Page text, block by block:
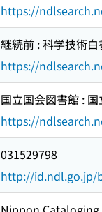
https://
継続前 : 科学技術白
https://
国立国会図書館 :
https://
031529798
http://id.ndl.go.jp/